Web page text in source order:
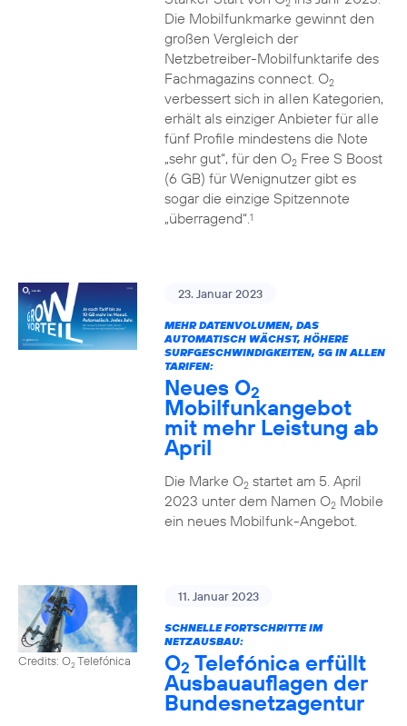
2
Die Mobilfunkmarke gewinnt den
großen Vergleich der
Netzbetreiber-Mobilfunktarife des
Fachmagazins connect. O2
verbessert sich in allen Kategorien,
erhält als einziger Anbieter für alle
fünf Profile mindestens die Note
„sehr gut“, für den O2Free S Boost
(6 GB) für Wenignutzer gibt es
sogar die einzige Spitzennote
„überragend“.1
23. Januar 2023
MEHR DATENVOLUMEN, DAS
AUTOMATISCH WÄCHST, HÖHERE
SURFGESCHWINDIGKEITEN, 5G IN ALLEN
TARIFEN:
Neues O2
Mobilfunkangebot
mit mehr Leistung ab
April
Die Marke O2startet am 5. April
2023 unter dem Namen O2Mobile
ein neues Mobilfunk-Angebot.
Credits: O2Telefónica
11. Januar 2023
SCHNELLE FORTSCHRITTE IM
NETZAUSBAU:
O2 Telefónica erfüllt
Ausbauauflagen der
Bundesnetzagentur